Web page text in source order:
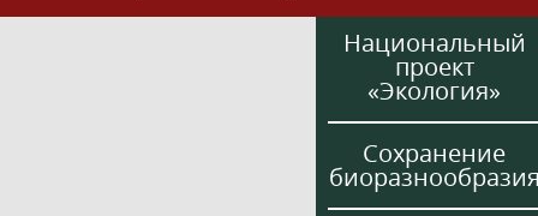
Национальный
проект
«Экология»
Сохранение